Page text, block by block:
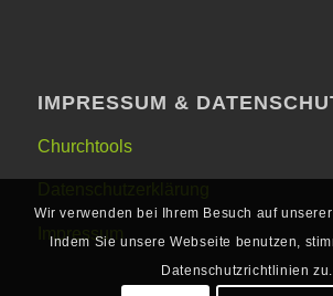
IMPRESSUM &
Churchtools
Impressum
Wir verwenden bei Ihrem Besuch auf
Indem Sie unsere Webseite benutzen,
Datenschutzrichtlinien zu.